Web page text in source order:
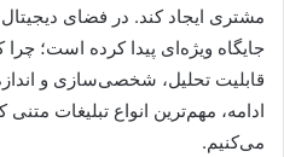
مشتری ایجاد کند. در فضای دیجیتال
جایگاه ویژه‌ای پیدا کرده است؛
قابلیت تحلیل، شخصی‌سازی و
ادامه، مهم‌ترین انواع تبلیغات
می‌کنیم.